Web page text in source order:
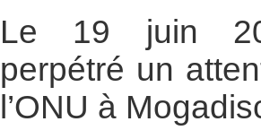
Le 19 juin
perpétré un
l’ONU à